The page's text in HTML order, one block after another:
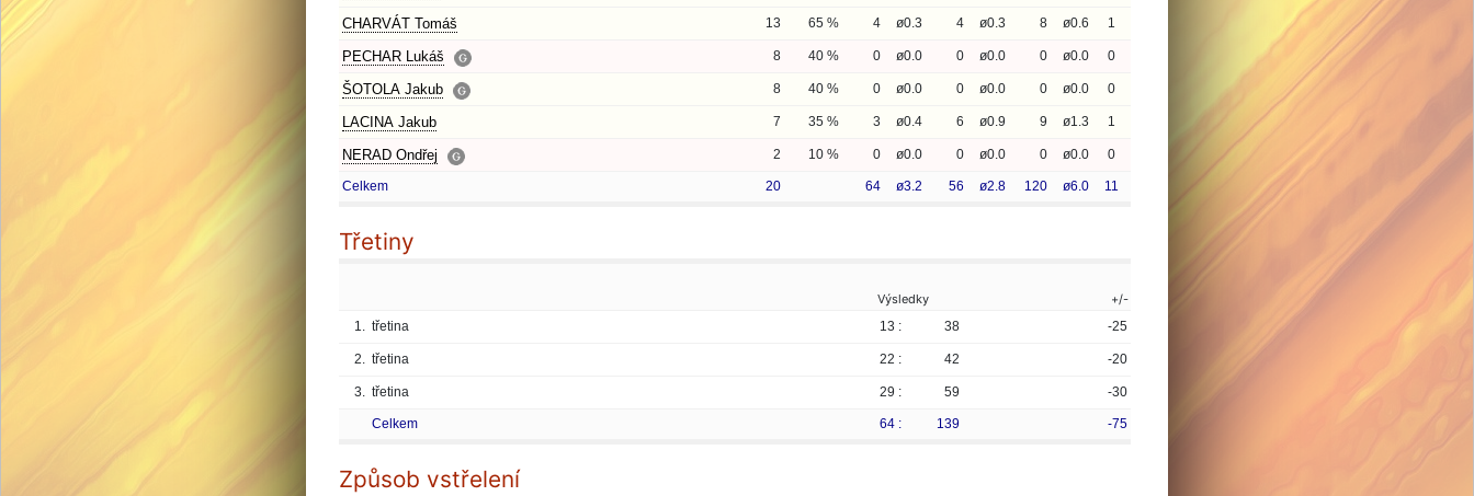
CHARVÁT Tomáš 13 65 % 4 ø0.3 4 ø0.3 8 ø0.6 1
PECHAR Lukáš 8 40 % 0 ø0.0 0 ø0.0 0 ø0.0 0
ŠOTOLA Jakub 8 40 % 0 ø0.0 0 ø0.0 0 ø0.0 0
LACINA Jakub 7 35 % 3 ø0.4 6 ø0.9 9 ø1.3 1
NERAD Ondřej 2 10 % 0 ø0.0 0 ø0.0 0 ø0.0 0
Celkem 20 64 ø3.2 56 ø2.8 120 ø6.0 11
Třetiny
Výsledky
+/-
1. třetina 13 : 38 -25
2. třetina 22 : 42 -20
3. třetina 29 : 59 -30
Celkem 64 : 139 -75
Způsob vstřelení